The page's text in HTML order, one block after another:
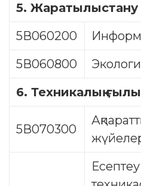
5.
5В060200
5В060800
6. Техникалық
5В070300
Есептеу